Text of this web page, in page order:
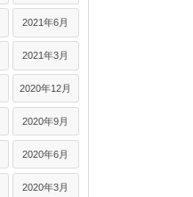
2021年6月
2021年3月
2020年12月
2020年9月
2020年6月
2020年3月